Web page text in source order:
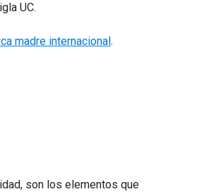
UC.
madre internacional.
son los elementos que